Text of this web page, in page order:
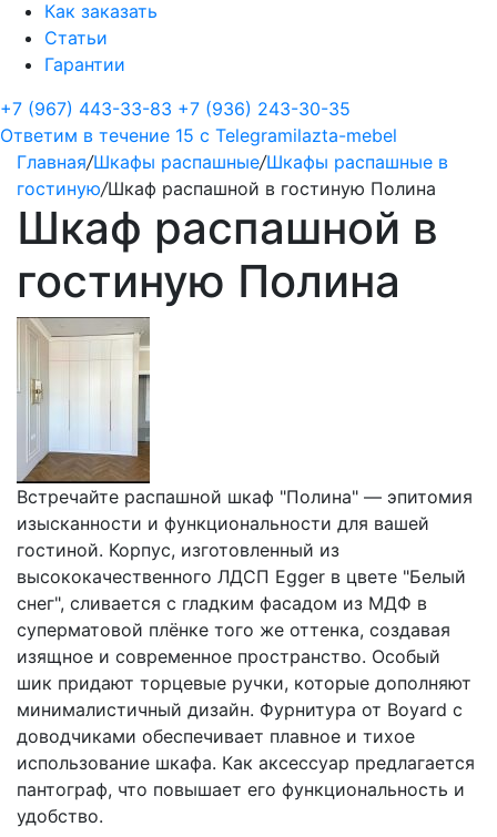
Как заказать
Статьи
Гарантии
+7 (967) 443-33-83 +7 (936) 243-30-35
Ответим в течение 15 с Telegramilazta-mebel
Главная/Шкафы распашные/Шкафы распашные в
гостиную/Шкаф распашной в гостиную Полина
Шкаф распашной в
гостиную Полина
Встречайте распашной шкаф "Полина" — эпитомия
изысканности и функциональности для вашей
гостиной. Корпус, изготовленный из
высококачественного ЛДСП Egger в цвете "Белый
снег", сливается с гладким фасадом из МДФ в
суперматовой плёнке того же оттенка, создавая
изящное и современное пространство. Особый
шик придают торцевые ручки, которые дополняют
минималистичный дизайн. Фурнитура от Boyard с
доводчиками обеспечивает плавное и тихое
использование шкафа. Как аксессуар предлагается
пантограф, что повышает его функциональность и
удобство.